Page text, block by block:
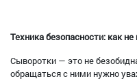
Техника безопасности: как
Сыворотки — это не
обращаться с ними нужно